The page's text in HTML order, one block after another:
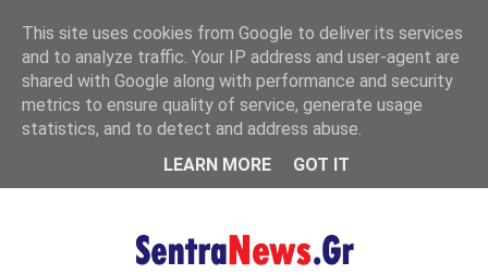
MENU
This site uses cookies from Google to deliver its services
and to analyze traffic. Your IP address and user-agent are
shared with Google along with performance and security
metrics to ensure quality of service, generate usage
statistics, and to detect and address abuse.
LEARN MORE
GOT IT